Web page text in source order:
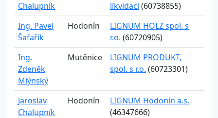
Chalupník
likvidaci (60738855)
Ing. Pavel
Šafařík
Hodonín
LIGNUM HOLZ spol. s
r.o. (60720905)
Ing.
Zdeněk
Mlýnský
Mutěnice
LIGNUM PRODUKT,
spol. s r.o. (60723301)
Jaroslav
Chalupník
Hodonín
LIGNUM Hodonín a.s.
(46347666)